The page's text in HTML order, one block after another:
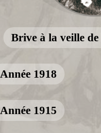
Brive à la veille
Année 1918
Année 1915